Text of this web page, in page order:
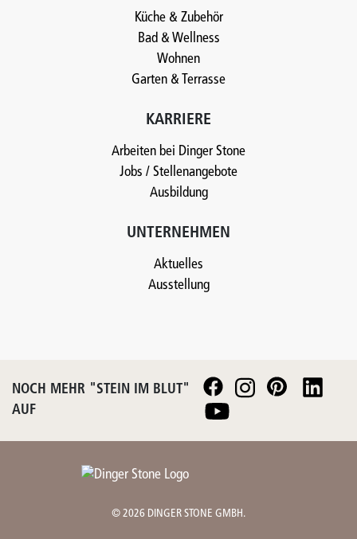
Küche & Zubehör
Bad & Wellness
Wohnen
Garten & Terrasse
KARRIERE
Arbeiten bei Dinger Stone
Jobs / Stellenangebote
Ausbildung
UNTERNEHMEN
Aktuelles
Ausstellung
NOCH MEHR "STEIN IM BLUT"
AUF
© 2026 DINGER STONE GMBH.